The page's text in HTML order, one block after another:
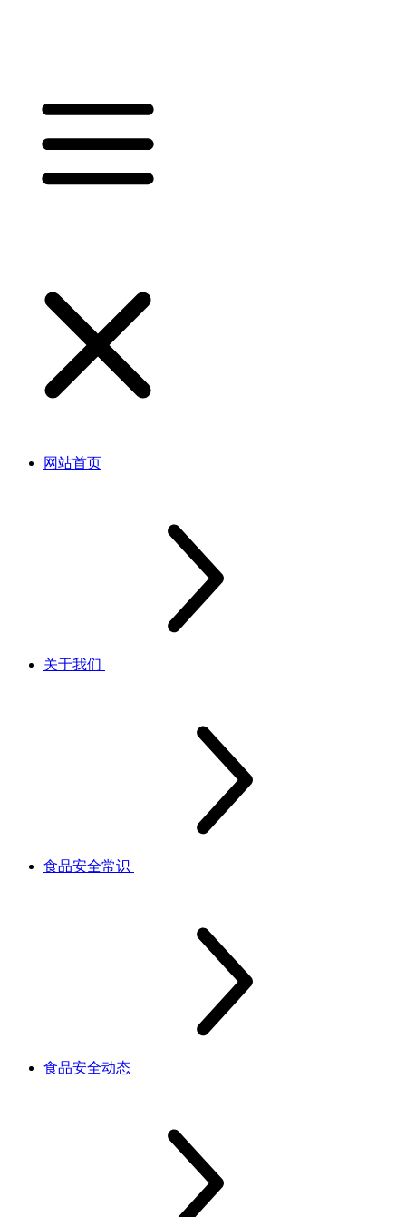
网站首页
关于我们
食品安全常识
食品安全动态